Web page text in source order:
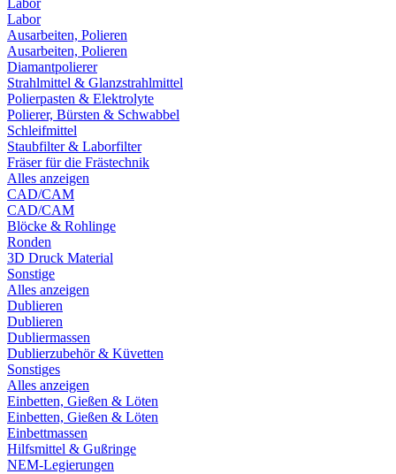
Labor
Labor
Ausarbeiten, Polieren
Ausarbeiten, Polieren
Diamantpolierer
Strahlmittel & Glanzstrahlmittel
Polierpasten & Elektrolyte
Polierer, Bürsten & Schwabbel
Schleifmittel
Staubfilter & Laborfilter
Fräser für die Frästechnik
Alles anzeigen
CAD/CAM
CAD/CAM
Blöcke & Rohlinge
Ronden
3D Druck Material
Sonstige
Alles anzeigen
Dublieren
Dublieren
Dubliermassen
Dublierzubehör & Küvetten
Sonstiges
Alles anzeigen
Einbetten, Gießen & Löten
Einbetten, Gießen & Löten
Einbettmassen
Hilfsmittel & Gußringe
NEM-Legierungen